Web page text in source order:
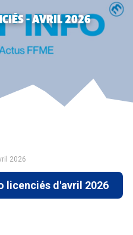
- AVRIL 2026
2026
licenciés d'avril 2026